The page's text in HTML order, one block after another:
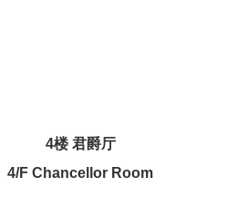
4楼 君爵厅
4/F Chancellor Room